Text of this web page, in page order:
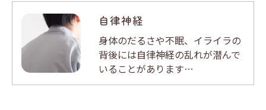
自律神経
身体のだるさや不眠、イライラの
背後には自律神経の乱れが潜んで
いることがあります…